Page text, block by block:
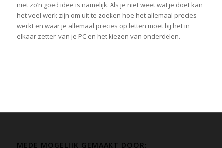
niet zo’n goed idee is namelijk. Als je niet weet wat je doet kan
het veel werk zijn om uit te zoeken hoe het allemaal precies
werkt en waar je allemaal precies op letten moet bij het in
elkaar zetten van je PC en het kiezen van onderdelen.
MEDE MOGELIJK GEMAAKT DOOR: